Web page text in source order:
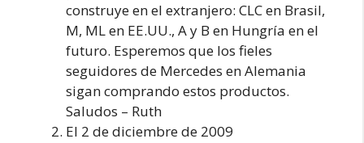
construye en el extranjero: CLC en Brasil,
M, ML en EE.UU., A y B en Hungría en el
futuro. Esperemos que los fieles
seguidores de Mercedes en Alemania
sigan comprando estos productos.
Saludos – Ruth
El 2 de diciembre de 2009